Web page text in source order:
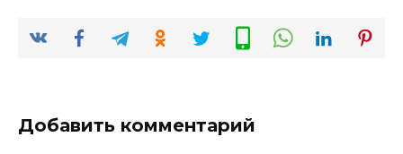
Добавить комментарий